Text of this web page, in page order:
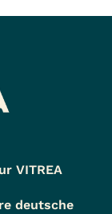
VITREA
deutsche